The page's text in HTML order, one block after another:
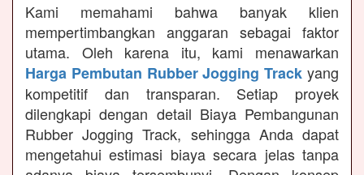
Kami memahami bahwa banyak klien
mempertimbangkan anggaran sebagai faktor
utama. Oleh karena itu, kami menawarkan
Harga Pembutan Rubber Jogging Track yang
kompetitif dan transparan. Setiap proyek
dilengkapi dengan detail Biaya Pembangunan
Rubber Jogging Track, sehingga Anda dapat
mengetahui estimasi biaya secara jelas tanpa